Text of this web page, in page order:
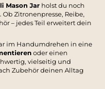
Mason Jar holst du noch
Zitronenpresse, Reibe,
– jedes Teil erweitert dein
im Handumdrehen in eine
oder einen
vielseitig und
Zubehör deinen Alltag